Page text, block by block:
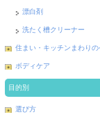
漂白剤
洗たく槽クリーナー
住まい・キッチンまわりの
ボディケア
目的別
選び方